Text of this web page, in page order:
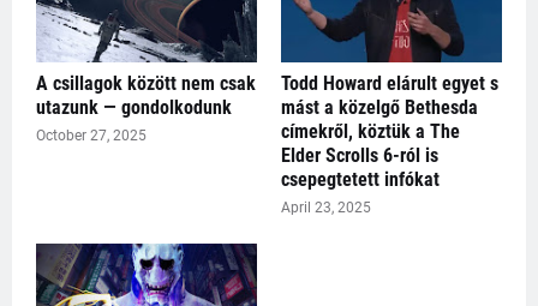
A csillagok között nem csak
utazunk — gondolkodunk
October 27, 2025
Todd Howard elárult egyet s
mást a közelgő Bethesda
címekről, köztük a The
Elder Scrolls 6-ról is
csepegtetett infókat
April 23, 2025